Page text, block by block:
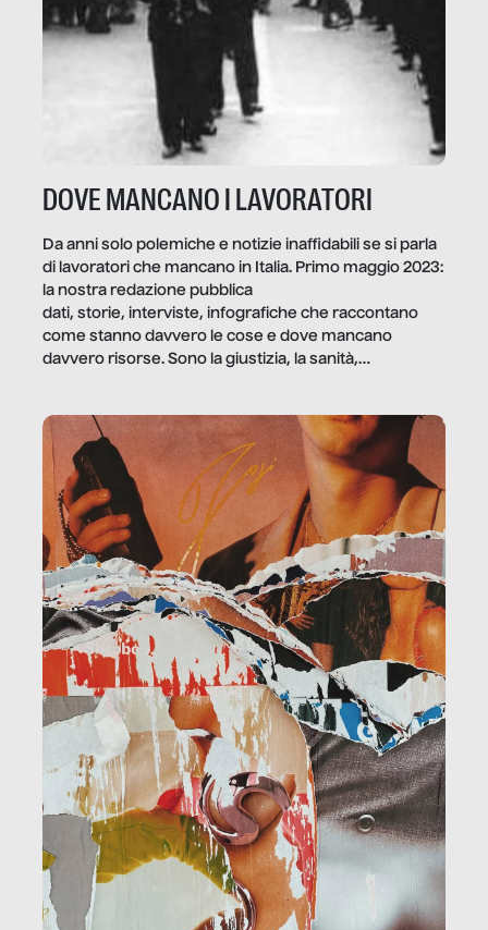
DOVE MANCANO I LAVORATORI
Da anni solo polemiche e notizie inaffidabili se si parla
di lavoratori che mancano in Italia. Primo maggio 2023:
la nostra redazione pubblica
dati, storie, interviste, infografiche che raccontano
come stanno davvero le cose e dove mancano
davvero risorse. Sono la giustizia, la sanità,